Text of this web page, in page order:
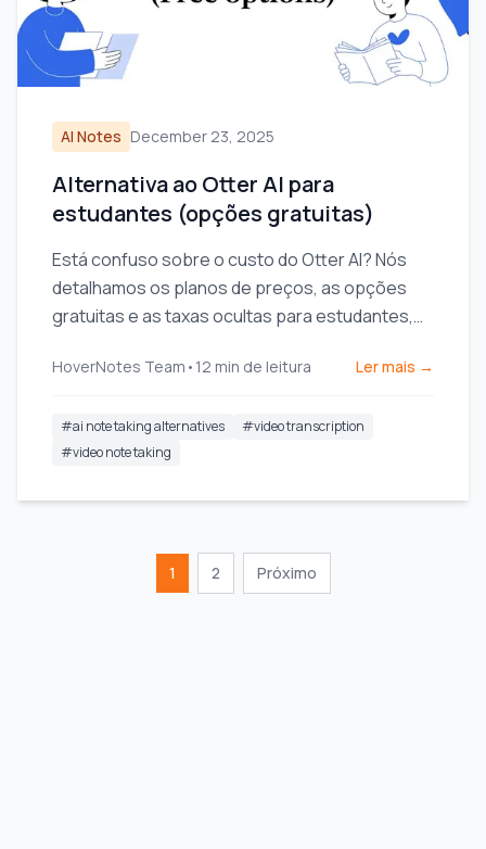
AI Notes December 23, 2025
Alternativa ao Otter AI para
estudantes (opções gratuitas)
Está confuso sobre o custo do Otter AI? Nós
detalhamos os planos de preços, as opções
gratuitas e as taxas ocultas para estudantes,
aprendizado por vídeo.
HoverNotes Team • 12 min de leitura Ler mais →
#ai note taking alternatives #video transcription
#video note taking
1 2 Próximo